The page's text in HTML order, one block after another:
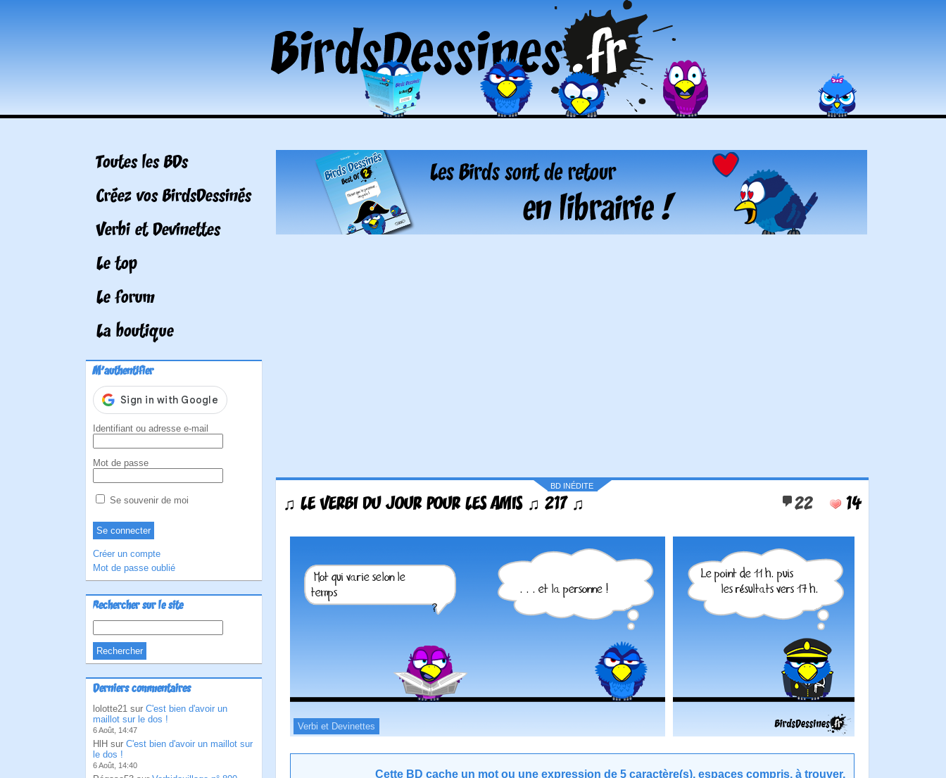
Toutes les BDs
Créez vos BirdsDessinés
Verbi et Devinettes
Le top
Le forum
La boutique
M'authentifier
Identifiant ou adresse e-mail
Mot de passe
Se souvenir de moi
Créer un compte
Mot de passe oublié
Rechercher sur le site
Derniers commentaires
lolotte21 sur C'est bien d'avoir un
maillot sur le dos !
6 Août, 14:47
HlH sur C'est bien d'avoir un maillot sur
le dos !
6 Août, 14:40
BD INÉDITE
22 14
♫ LE VERBI DU JOUR POUR LES AMIS ♫ 217 ♫
Verbi et Devinettes
Cette BD cache un mot ou une expression de 5 caractère(s), espaces compris, à trouver.